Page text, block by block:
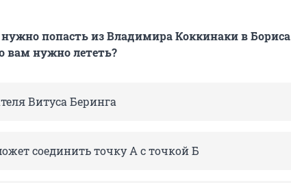
попасть из Владимира Коккинаки в Бориса
вам нужно лететь?
Витуса Беринга
соединить точку А с точкой Б